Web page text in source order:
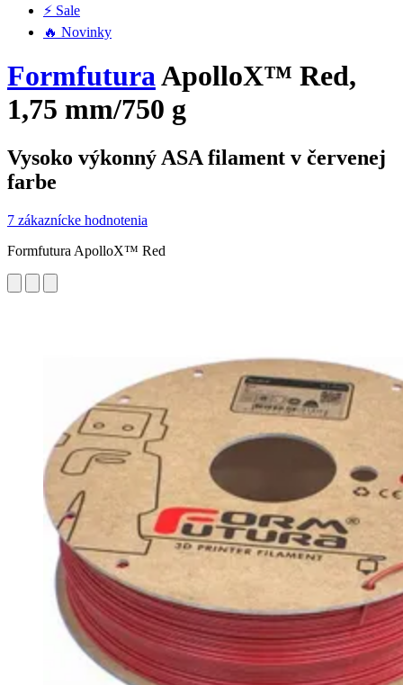
⚡ Sale
🔥 Novinky
FormfuturaApolloX™ Red,
1,75 mm/750 g
Vysoko výkonný ASA filament v červenej
farbe
7 zákaznícke hodnotenia
Formfutura ApolloX™ Red